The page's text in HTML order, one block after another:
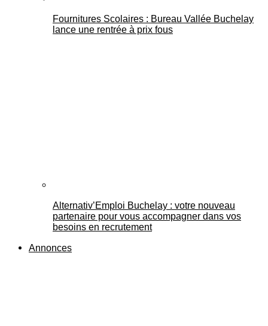
Fournitures Scolaires : Bureau Vallée Buchelay
lance une rentrée à prix fous
Alternativ’Emploi Buchelay : votre nouveau
partenaire pour vous accompagner dans vos
besoins en recrutement
Annonces